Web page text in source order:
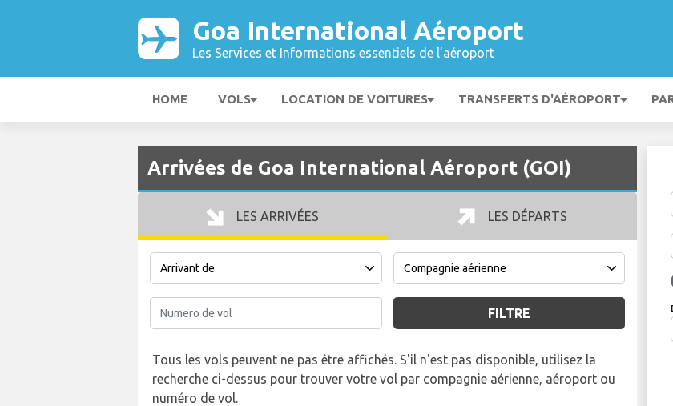
Goa International Aéroport
Les Services et Informations essentiels de l’aéroport
HOME VOLS LOCATION DE VOITURES TRANSFERTS D'AÉROPORT
Arrivées de Goa International Aéroport (GOI)
LES ARRIVÉES LES DÉPARTS
FILTRE
Tous les vols peuvent ne pas être affichés. S'il n'est pas disponible, utilisez la
recherche ci-dessus pour trouver votre vol par compagnie aérienne, aéroport ou
numéro de vol.